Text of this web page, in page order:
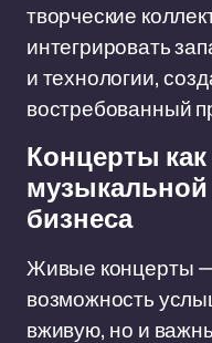
творческие
интегрировать
и технологии,
востребованный
Концерты
бизнеса
Живые концерты —
возможность
вживую, но и